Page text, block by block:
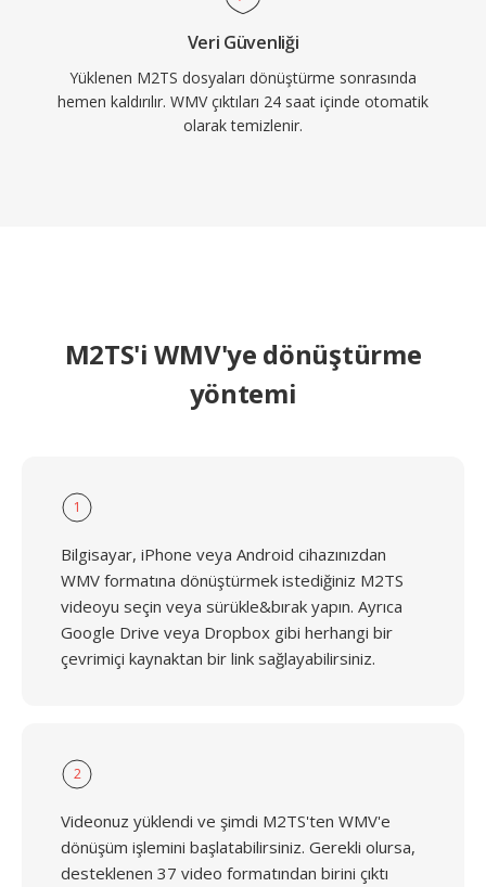
Veri Güvenliği
Yüklenen M2TS dosyaları dönüştürme sonrasında
hemen kaldırılır. WMV çıktıları 24 saat içinde otomatik
olarak temizlenir.
M2TS'i WMV'ye dönüştürme
yöntemi
1
Bilgisayar, iPhone veya Android cihazınızdan
WMV formatına dönüştürmek istediğiniz M2TS
videoyu seçin veya sürükle&bırak yapın. Ayrıca
Google Drive veya Dropbox gibi herhangi bir
çevrimiçi kaynaktan bir link sağlayabilirsiniz.
2
Videonuz yüklendi ve şimdi M2TS'ten WMV'e
dönüşüm işlemini başlatabilirsiniz. Gerekli olursa,
desteklenen 37 video formatından birini çıktı